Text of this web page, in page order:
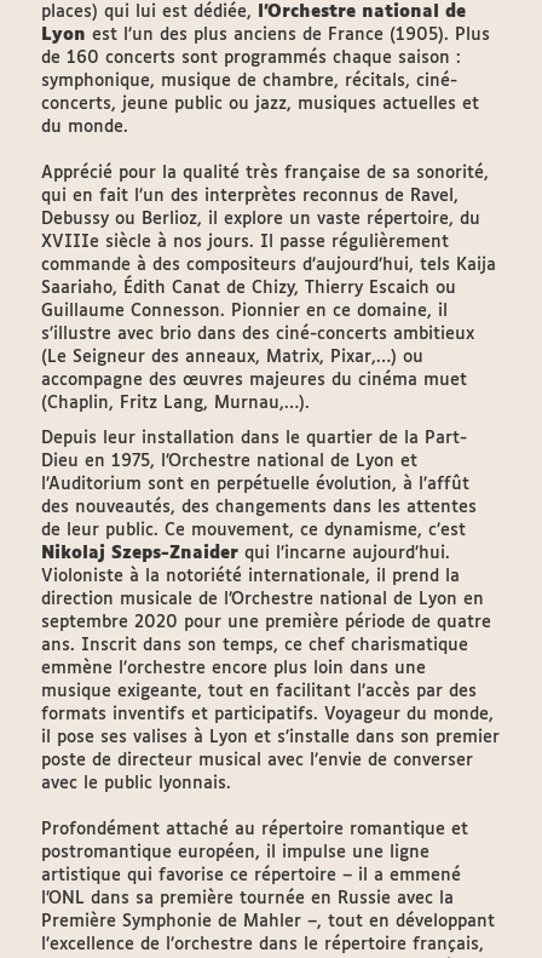
places) qui lui est dédiée,
l’Orchestre national de
Lyon est
l’un des plus anciens de France (1905). Plus
de 160 concerts sont programmés chaque saison :
symphonique, musique de chambre, récitals, ciné-
concerts, jeune public ou jazz, musiques actuelles et
du monde.
Apprécié pour la qualité très française de sa sonorité,
qui en fait l’un des interprètes reconnus de Ravel,
Debussy ou Berlioz, il explore un vaste répertoire, du
XVIIIe siècle à nos jours. Il passe régulièrement
commande à des compositeurs d’aujourd’hui, tels Kaija
Saariaho, Édith Canat de Chizy, Thierry Escaich ou
Guillaume Connesson. Pionnier en ce domaine, il
s’illustre avec brio dans des ciné-concerts ambitieux
(Le Seigneur des anneaux, Matrix, Pixar,…) ou
accompagne des œuvres majeures du cinéma muet
(Chaplin, Fritz Lang, Murnau,…).
Depuis leur installation dans le quartier de la Part-
Dieu en 1975, l’Orchestre national de Lyon et
l’Auditorium sont en perpétuelle évolution, à l’affût
des nouveautés, des changements dans les attentes
de leur public. Ce mouvement, ce dynamisme, c’est
Nikolaj Szeps-Znaider qui l’incarne aujourd’hui.
Violoniste à la notoriété internationale, il prend la
direction musicale de l’Orchestre national de Lyon en
septembre 2020 pour une première période de quatre
ans. Inscrit dans son temps, ce chef charismatique
emmène l’orchestre encore plus loin dans une
musique exigeante, tout en facilitant l’accès par des
formats inventifs et participatifs. Voyageur du monde,
il pose ses valises à Lyon et s’installe dans son premier
poste de directeur musical avec l’envie de converser
avec le public lyonnais.
Profondément attaché au répertoire romantique et
postromantique européen, il impulse une ligne
artistique qui favorise ce répertoire – il a emmené
l’ONL dans sa première tournée en Russie avec la
Première Symphonie de Mahler –, tout en développant
l’excellence de l’orchestre dans le répertoire français,